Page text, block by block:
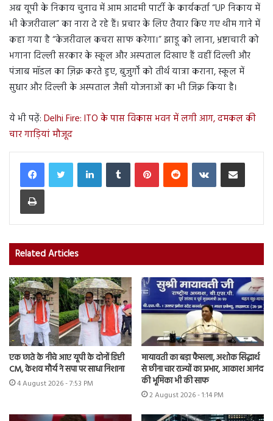
अब यूपी के निकाय चुनाव में आम आदमी पार्टी के कार्यकर्ता “UP निकाय में
भी केजरीवाल” का नारा दे रहे हैं। प्रचार के लिए तैयार किए गए थीम गाने में
कहा गया है “केजरीवाल कचरा साफ करेगा।” झाडू को लाना, भ्रष्टाचारी को
भगाना दिल्ली सरकार के स्कूल और अस्पताल दिखाए हैं वहीं दिल्ली और
पंजाब मॉडल का ज़िक्र करते हुए, बुजुर्गों को तीर्थ यात्रा कराना, स्कूल में
सुधार और दिल्ली के अस्पताल जैसी योजनाओं का भी जिक्र किया है।
ये भी पढ़ें: Delhi Fire: ITO के पास विकास भवन में लगी आग, दमकल की
चार गाड़ियां मौजूद
LinkedInTumblr PinterestReddit VKontakteShare via Email
Print
Related Articles
एक छाते के नीचे आए यूपी के दोनों डिप्टी
CM, केशव मौर्य ने सपा पर साधा निशाना
4 August 2026 - 7:53 PM
मायावती का बड़ा फैसला, अशोक सिद्धार्थ
से छीना चार राज्यों का प्रभार, आकाश आनंद
की भूमिका भी की साफ
2 August 2026 - 1:14 PM